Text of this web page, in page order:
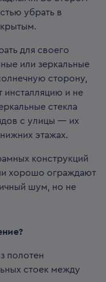
убрать в
для своего
или зеркальные
сторону,
инсталляцию и не
стекла
с улицы — их
этажах.
конструкций
хорошо ограждают
шум, но не
полотен
стоек между